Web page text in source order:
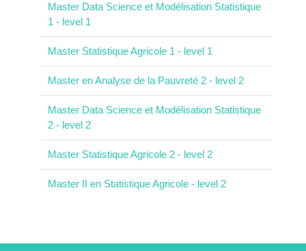
Master Data Science et Modélisation Statistique
1 - level 1
Master Statistique Agricole 1 - level 1
Master en Analyse de la Pauvreté 2 - level 2
Master Data Science et Modélisation Statistique
2 - level 2
Master Statistique Agricole 2 - level 2
Master II en Statistique Agricole - level 2